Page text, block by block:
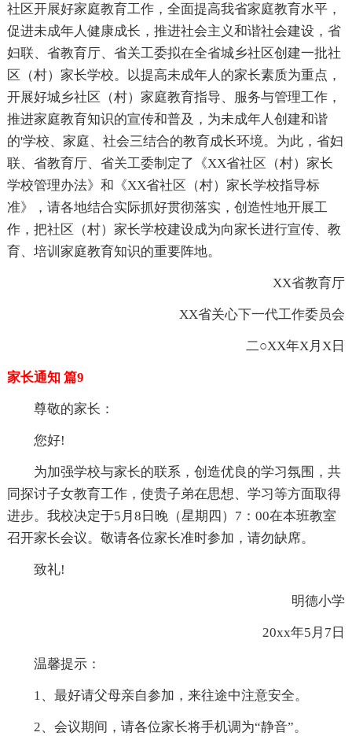
社区开展好家庭教育工作，全面提高我省家庭教育水平，
促进未成年人健康成长，推进社会主义和谐社会建设，省
妇联、省教育厅、省关工委拟在全省城乡社区创建一批社
区（村）家长学校。以提高未成年人的家长素质为重点，
开展好城乡社区（村）家庭教育指导、服务与管理工作，
推进家庭教育知识的宣传和普及，为未成年人创建和谐
的'学校、家庭、社会三结合的教育成长环境。为此，省妇
联、省教育厅、省关工委制定了《XX省社区（村）家长
学校管理办法》和《XX省社区（村）家长学校指导标
准》，请各地结合实际抓好贯彻落实，创造性地开展工
作，把社区（村）家长学校建设成为向家长进行宣传、教
育、培训家庭教育知识的重要阵地。
XX省教育厅
XX省关心下一代工作委员会
二○XX年X月X日
家长通知 篇9
尊敬的家长：
您好!
为加强学校与家长的联系，创造优良的学习氛围，共
同探讨子女教育工作，使贵子弟在思想、学习等方面取得
进步。我校决定于5月8日晚（星期四）7：00在本班教室
召开家长会议。敬请各位家长准时参加，请勿缺席。
致礼!
明德小学
20xx年5月7日
温馨提示：
1、最好请父母亲自参加，来往途中注意安全。
2、会议期间，请各位家长将手机调为“静音”。